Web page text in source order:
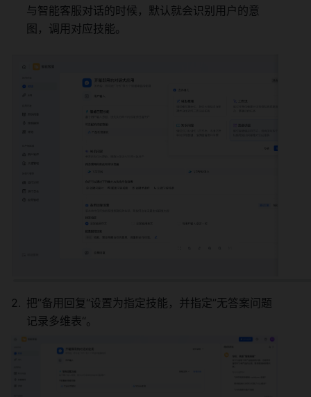
与智能客服对话的时候，默认就会识别用户的意
图，调用对应技能。
把”备用回复“设置为指定技能，并指定”无答案问题
记录多维表“。